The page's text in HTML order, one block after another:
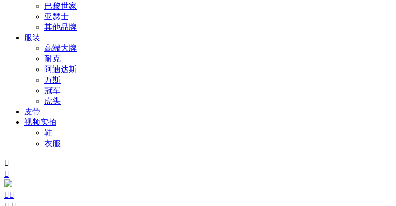
巴黎世家
亚瑟士
其他品牌
服装
高端大牌
耐克
阿迪达斯
万斯
冠军
虎头
皮带
视频实拍
鞋
衣服


 